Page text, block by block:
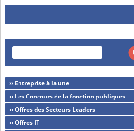
›› Entreprise à la une
›› Les Concours de la fonction publiques
›› Offres des Secteurs Leaders
›› Offres IT